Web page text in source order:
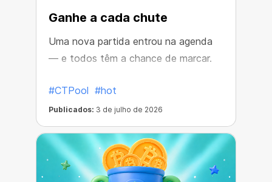
Ganhe a cada chute
Uma nova partida entrou na agenda
— e todos têm a chance de marcar.
#CTPool #hot
Publicados: 3 de julho de 2026